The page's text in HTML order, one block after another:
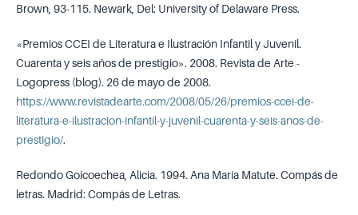
Brown, 93-115. Newark, Del: University of Delaware Press.
«Premios CCEI de Literatura e Ilustración Infantil y Juvenil.
Cuarenta y seis años de prestigio». 2008. Revista de Arte -
Logopress (blog). 26 de mayo de 2008.
https://www.revistadearte.com/2008/05/26/premios-ccei-de-
literatura-e-ilustracion-infantil-y-juvenil-cuarenta-y-seis-anos-de-
prestigio/.
Redondo Goicoechea, Alicia. 1994. Ana María Matute. Compás de
letras. Madrid: Compás de Letras.